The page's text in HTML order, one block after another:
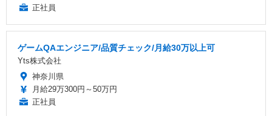
正社員
ゲームQAエンジニア/品質チェック/月給30万以上可
Yts株式会社
神奈川県
月給29万300円～50万円
正社員